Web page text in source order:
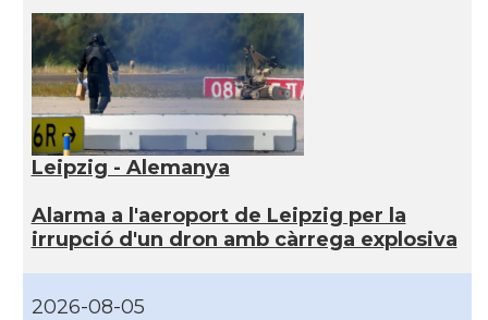
Leipzig - Alemanya
Alarma a l'aeroport de Leipzig per la
irrupció d'un dron amb càrrega explosiva
2026-08-05